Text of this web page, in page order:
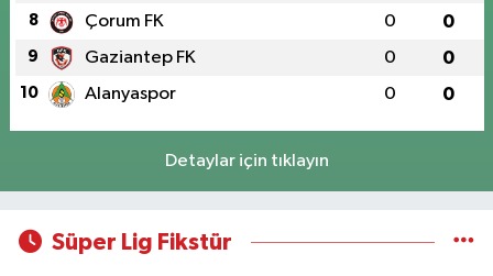
8 Çorum FK 0 0
9 Gaziantep FK 0 0
10 Alanyaspor 0 0
Detaylar için tıklayın
Süper Lig Fikstür